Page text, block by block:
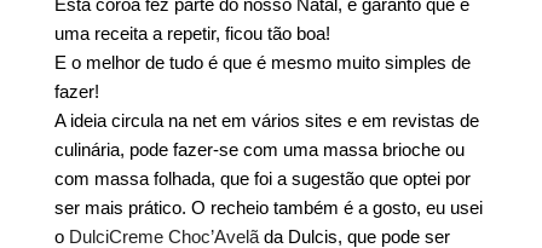
uma receita a repetir, ficou tão boa!
E o melhor de tudo é que é mesmo muito simples de
fazer!
A ideia circula na net em vários sites e em revistas de
culinária, pode fazer-se com uma massa brioche ou
com massa folhada, que foi a sugestão que optei por
ser mais prático. O recheio também é a gosto, eu usei
o DulciCreme Choc’Avelã da Dulcis, que pode ser